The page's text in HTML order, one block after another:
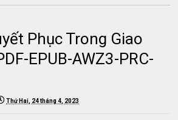
Phục Trong Giao
EPUB-AWZ3-PRC-
Thứ Hai, 24 tháng 4, 2023